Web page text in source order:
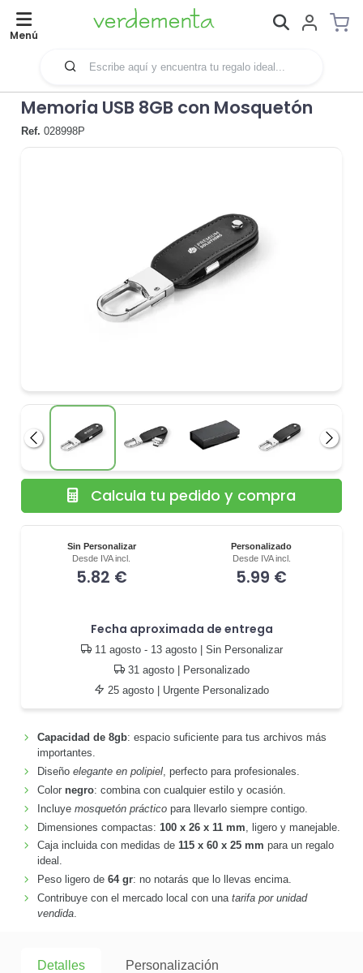
Menú
Memoria USB 8GB con Mosquetón
Ref. 028998P
Anterior
Sin Personalizar
Desde IVA incl.
5.82 €
Personalizado
Desde IVA incl.
5.99 €
Fecha aproximada de entrega
11 agosto - 13 agosto| Sin Personalizar
31 agosto| Personalizado
25 agosto | Urgente Personalizado
Calcula tu pedido y compra
Capacidad de 8gb: espacio suficiente para tus archivos más
importantes.
Diseño elegante en polipiel, perfecto para profesionales.
Color negro: combina con cualquier estilo y ocasión.
Incluye mosquetón prácticopara llevarlo siempre contigo.
Dimensiones compactas: 100 x 26 x 11 mm , ligero y manejable.
Caja incluida con medidas de 115 x 60 x 25 mm para un regalo
ideal.
Peso ligero de 64 gr: no notarás que lo llevas encima.
Contribuye con el mercado local con una tarifa por unidad
vendida.
Detalles Personalización